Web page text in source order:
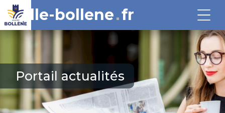
ville-bollene fr
Portail actualités